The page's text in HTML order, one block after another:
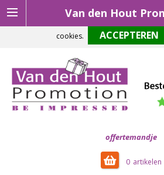
Van den Hout
offertemandje
0
Om onze website optimaal te laten
cookies.